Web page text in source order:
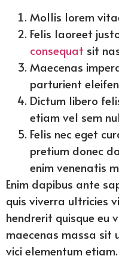
Mollis lorem
Felis laoreet
consequat sit
Maecenas
parturient
Dictum libero
etiam vel sem
Felis nec eget
pretium donec
enim venenatis
Enim dapibus ante
quis viverra ultricies
hendrerit quisque eu
maecenas massa sit
vici elementum etiam.